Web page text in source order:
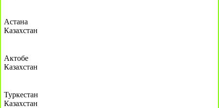
Астана
Казахстан
Актобе
Казахстан
Туркестан
Казахстан